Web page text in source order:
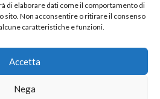
di elaborare dati come il comportamento di
sito. Non acconsentire o ritirare il consenso
caratteristiche e funzioni.
Accetta
Nega